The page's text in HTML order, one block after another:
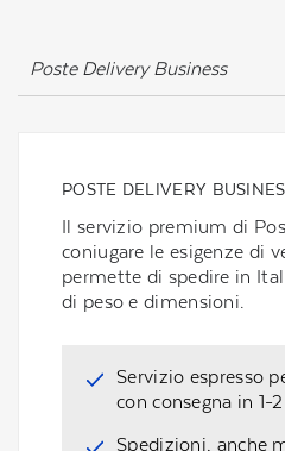
POSTE DELIVERY
Il servizio premium di
coniugare le esigenze di
permette di spedire in
di peso e dimensioni.
Servizio espresso
con consegna in 1-
Spedizioni, anche